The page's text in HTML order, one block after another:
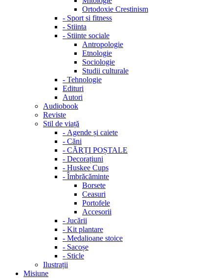
Ortodoxie Crestinism
- Sport si fitness
- Stiinta
- Stiinte sociale
Antropologie
Etnologie
Sociologie
Studii culturale
- Tehnologie
Edituri
Autori
Audiobook
Reviste
Stil de viață
- Agende și caiete
- Căni
- CĂRȚI POȘTALE
- Decorațiuni
- Huskee Cups
- Îmbrăcăminte
Borsete
Ceasuri
Portofele
Accesorii
- Jucării
- Kit plantare
- Medalioane stoice
- Sacoșe
- Sticle
Ilustrații
Misiune